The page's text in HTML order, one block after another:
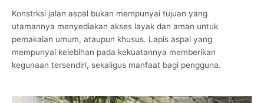
Konstrksi jalan aspal bukan mempunyai tujuan yang
utamannya menyediakan akses layak dan aman untuk
pemakaian umum, ataupun khusus. Lapis aspal yang
mempunyai kelebihan pada kekuatannya memberikan
kegunaan tersendiri, sekaligus manfaat bagi pengguna.